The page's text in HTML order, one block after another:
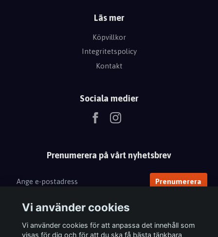
Läs mer
Köpvillkor
Integritetspolicy
Kontakt
Sociala medier
Prenumerera på vårt nyhetsbrev
Prenumerera
Vi använder cookies
Vi använder cookies för att anpassa det innehåll som
visas för dig och för att du ska få bästa tänkbara